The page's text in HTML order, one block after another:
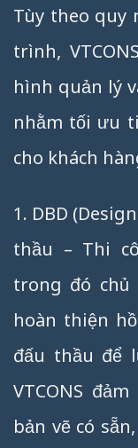
Tùy theo quy
trình,
hình quản lý
nhằm tối ưu
cho khách
1. DBD
thầu – Thi
trong đó
hoàn thiện
đấu thầu để
VTCONS
bản vẽ có